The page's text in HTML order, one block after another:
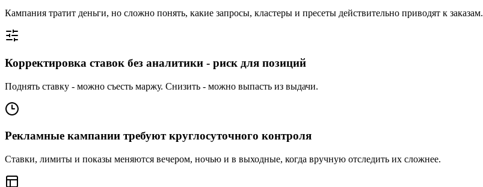
Кампания тратит деньги, но сложно понять, какие запросы, кластеры и пресеты действительно приводят к заказам.
Корректировка ставок без аналитики - риск для позиций
Поднять ставку - можно съесть маржу. Снизить - можно выпасть из выдачи.
Рекламные кампании требуют круглосуточного контроля
Ставки, лимиты и показы меняются вечером, ночью и в выходные, когда вручную отследить их сложнее.